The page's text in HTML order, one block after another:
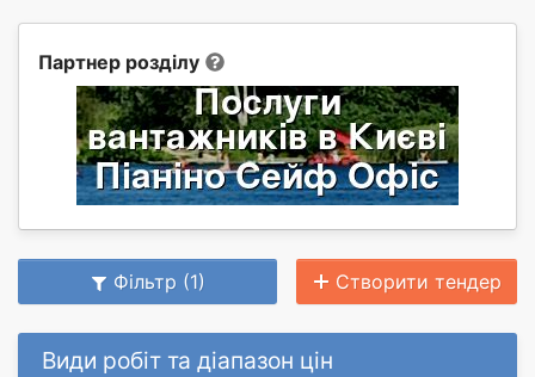
Партнер розділу
Фільтр (1) Створити тендер
Види робіт та діапазон цін